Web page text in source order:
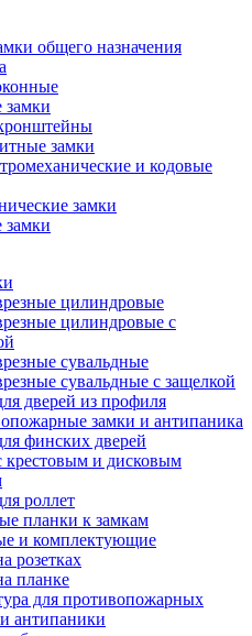
общего назначения
замки
замки
и кодовые
замки
замки
цилиндровые
цилиндровые с
сувальдные
сувальдные с защелкой
дверей из профиля
замки и антипаника
финских дверей
крестовым и дисковым
роллет
планки к замкам
и комплектующие
розетках
планке
для противопожарных
антипаники